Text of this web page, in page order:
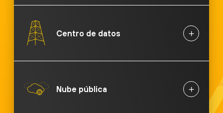
Centro de datos
Nube pública